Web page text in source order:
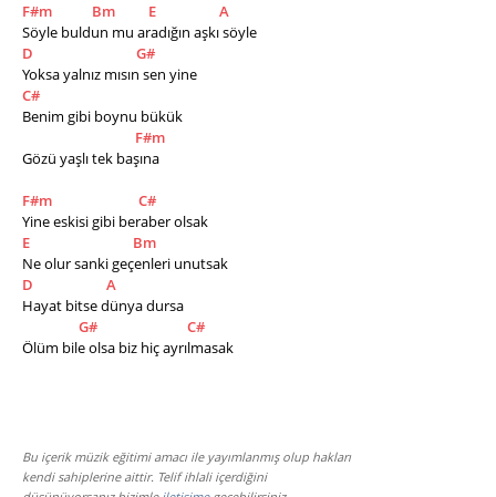
F#m Bm E
A
Söyle buldun mu aradığın aşkı söyle
D
G#
Yoksa yalnız mısın sen yine
C#
Benim gibi boynu bükük
F#m
Gözü yaşlı tek başına
F#m
C#
Yine eskisi gibi beraber olsak
E
Bm
Ne olur sanki geçenleri unutsak
D
A
Hayat bitse dünya dursa
G#
C#
Ölüm bile olsa biz hiç ayrılmasak
Bu içerik müzik eğitimi amacı ile yayımlanmış olup hakları
kendi sahiplerine aittir. Telif ihlali içerdiğini